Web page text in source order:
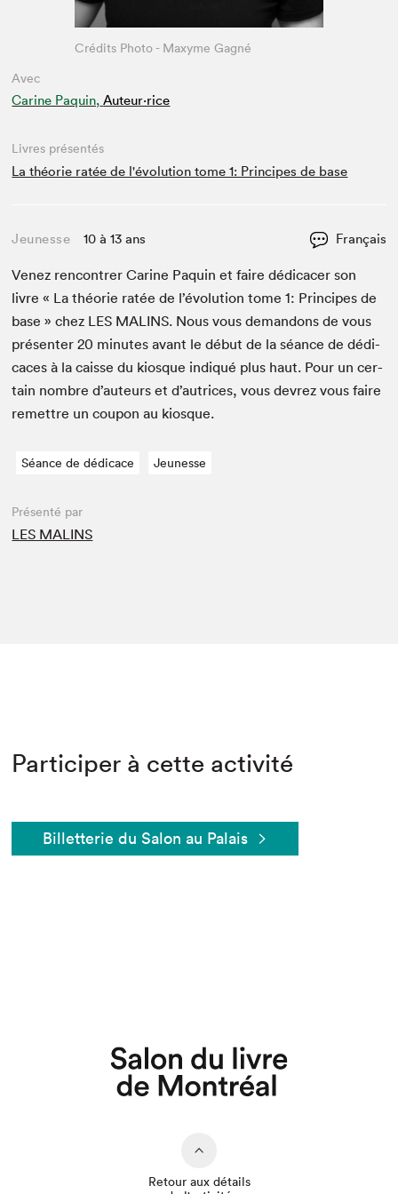
Avec
Carine Paquin, Auteur·rice
Crédits Photo - Maxyme Gagné
Livres présentés
La théorie ratée de l'évolution tome 1: Principes de base
Jeunesse 10 à 13 ans Français
Venez ren­con­tr­er Carine Paquin et faire dédi­cac­er son
livre « La théorie ratée de l’évo­lu­tion tome1: Principes de
base » chez LES MALINS. Nous vous deman­dons de vous
présen­ter20 min­utes avant le début de la séance de dédi­
caces à la caisse du kiosque indiqué plus haut. Pour un cer­
tain nom­bre d’auteurs et d’autrices, vous devrez vous faire
remet­tre un coupon au kiosque.
Séance de dédicace Jeunesse
Présenté par
LES MALINS
Participer à cette activité
Billetterie du Salon au Palais
Retour aux détails